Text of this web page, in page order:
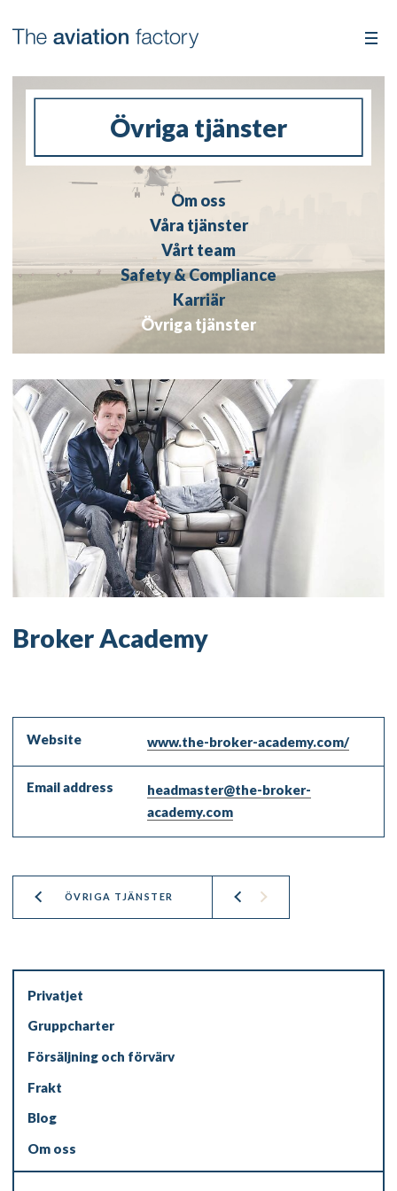
Övriga tjänster
Om oss
Våra tjänster
Vårt team
Safety & Compliance
Karriär
Övriga tjänster
Broker Academy
Website www.the-broker-academy.com/
Email address
headmaster@the-broker-
academy.com
ÖVRIGA TJÄNSTER
Privatjet
Gruppcharter
Försäljning och förvärv
Frakt
Blog
Om oss